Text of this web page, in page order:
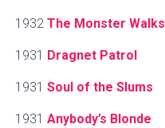
1932 The Monster Walks
1931 Dragnet Patrol
1931 Soul of the Slums
1931 Anybody’s Blonde